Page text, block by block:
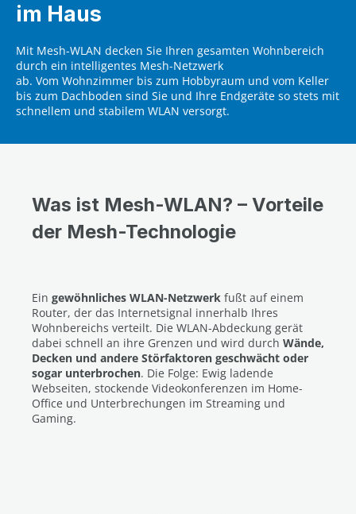
im Haus
Mit Mesh-WLAN decken Sie Ihren gesamten Wohnbereich
durch ein intelligentes Mesh-Netzwerk
ab. Vom Wohnzimmer bis zum Hobbyraum und vom Keller
bis zum Dachboden sind Sie und Ihre Endgeräte so stets mit
schnellem und stabilem WLAN versorgt.
Was ist Mesh-WLAN? – Vorteile
der Mesh-Technologie
Ein gewöhnliches WLAN-Netzwerk fußt auf einem
Router, der das Internetsignal innerhalb Ihres
Wohnbereichs verteilt. Die WLAN-Abdeckung gerät
dabei schnell an ihre Grenzen und wird durch Wände,
Decken und andere Störfaktoren geschwächt oder
sogar unterbrochen. Die Folge: Ewig ladende
Webseiten, stockende Videokonferenzen im Home-
Office und Unterbrechungen im Streaming und
Gaming.